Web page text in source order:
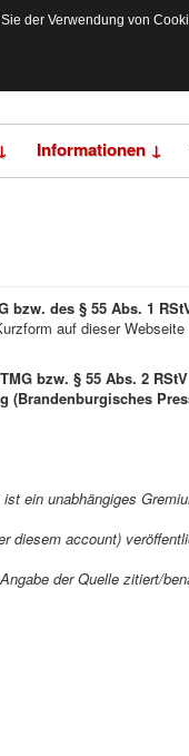
Informationen ↓
bzw. des § 55 Abs. 1
auf dieser
bzw. § 55 Abs. 2
(Brandenburgisches
ein unabhängiges
diesem account)
der Quelle zitiert/
der Verwendung von